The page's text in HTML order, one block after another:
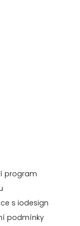
program
s iodesign
podmínky